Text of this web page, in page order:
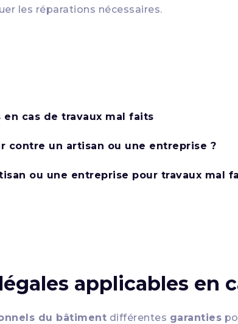
les réparations nécessaires.
cas de travaux mal faits
contre un artisan ou une entreprise ?
ou une entreprise pour travaux mal
applicables en
du bâtiment différentes garanties